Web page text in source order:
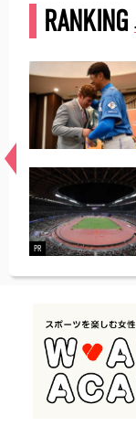
RANKING
常
PR